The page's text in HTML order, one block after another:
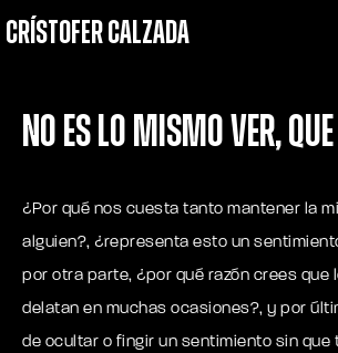
CRÍSTOFER CALZADA
No es lo mismo ver,
¿Por qué nos cuesta tanto mantener la
alguien?, ¿representa esto un
por otra parte, ¿por qué razón crees que
delatan en muchas ocasiones?, y por
de ocultar o fingir un sentimiento sin que